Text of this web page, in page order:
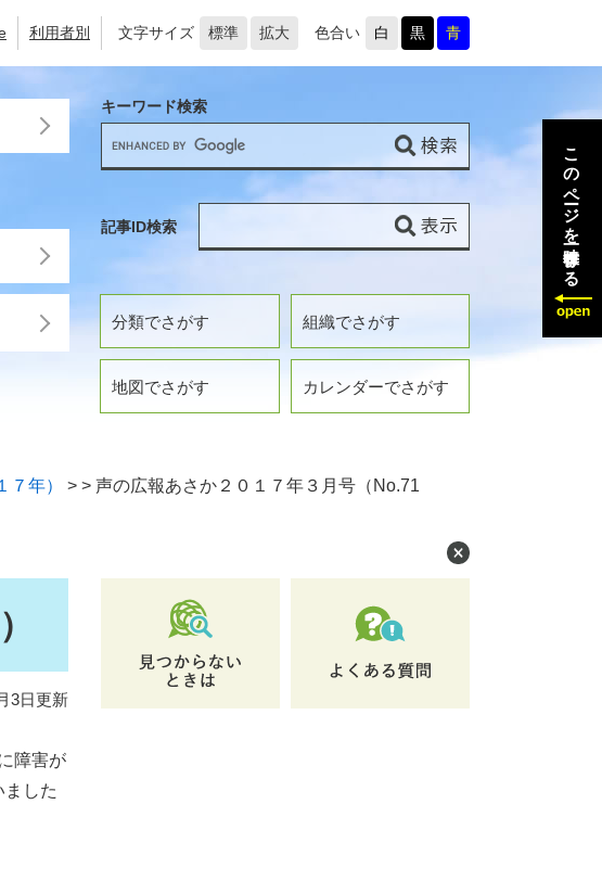
利用者別 文字サイズ 標準 拡大 色合い 白 黒 青
分類でさがす 組織でさがす
地図でさがす カレンダーでさがす
キーワード検索
記事ID検索
年） > > 声の広報あさか２０１７年３月号（No.71
3日更新
障害が
した
このページを一時保存する